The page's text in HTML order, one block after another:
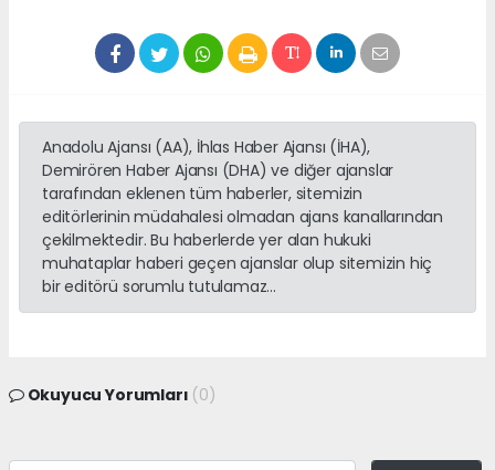
Anadolu Ajansı (AA), İhlas Haber Ajansı (İHA),
Demirören Haber Ajansı (DHA) ve diğer ajanslar
tarafından eklenen tüm haberler, sitemizin
editörlerinin müdahalesi olmadan ajans kanallarından
çekilmektedir. Bu haberlerde yer alan hukuki
muhataplar haberi geçen ajanslar olup sitemizin hiç
bir editörü sorumlu tutulamaz...
Okuyucu Yorumları (0)